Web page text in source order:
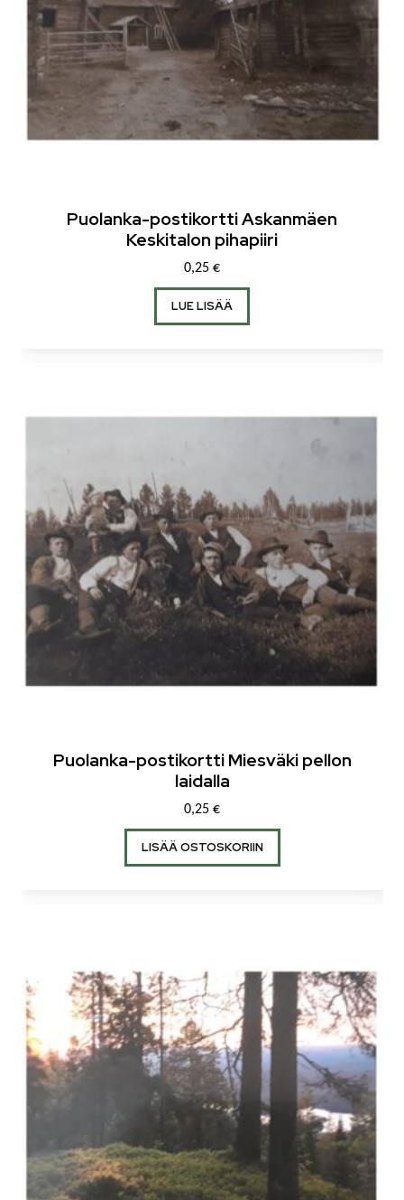
Puolanka-postikortti Askanmäen
Keskitalon pihapiiri
0,25 €
LUE LISÄÄ
Puolanka-postikortti Miesväki pellon
laidalla
0,25 €
LISÄÄ OSTOSKORIIN